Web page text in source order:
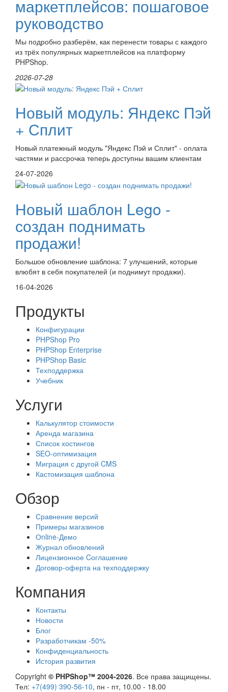
маркетплейсов: пошаговое
руководство
Мы подробно разберём, как перенести товары с каждого
из трёх популярных маркетплейсов на платформу
PHPShop.
2026-07-28
Новый модуль: Яндекс Пэй
+ Сплит
Новый платежный модуль "Яндекс Пэй и Сплит" - оплата
частями и рассрочка теперь доступны вашим клиентам
24-07-2026
Новый шаблон Lego -
создан поднимать
продажи!
Большое обновление шаблона: 7 улучшений, которые
влюбят в себя покупателей (и поднимут продажи).
16-04-2026
Продукты
Конфигурации
PHPShop Pro
PHPShop Enterprise
PHPShop Basic
Техподдержка
Учебник
Услуги
Калькулятор стоимости
Аренда магазина
Список хостингов
SEO-оптимизация
Миграция с другой CMS
Кастомизация шаблона
Обзор
Сравнение версий
Примеры магазинов
Оnline-Демо
Журнал обновлений
Лицензионное Cоглашение
Договор-оферта на техподдержку
Компания
Контакты
Новости
Блог
Разработчикам -50%
Конфиденциальность
История развития
Copyright © PHPShop™ 2004-2026. Все права защищены.
Тел: +7(499) 390-56-10, пн - пт, 10.00 - 18.00